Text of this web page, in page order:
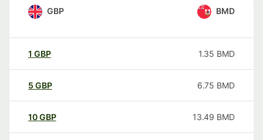
GBP BMD
1 GBP 1.35 BMD
5 GBP 6.75 BMD
10GBP 13.49 BMD